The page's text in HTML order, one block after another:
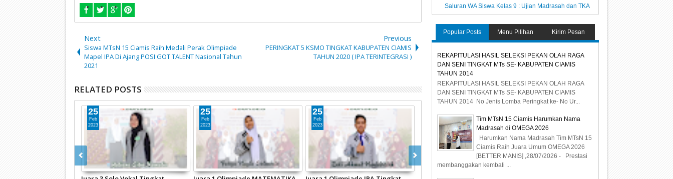
Next
Siswa MTsN 15 Ciamis Raih Medali Perak Olimpiade
Mapel IPA Di Ajang POSI GOT TALENT Nasional Tahun
2021
Previous
PERINGKAT 5 KSMO TINGKAT KABUPATEN CIAMIS
TAHUN 2020 ( IPA TERINTEGRASI )
RELATED POSTS
25
Feb
2023
25
Feb
2023
25
Feb
2023
Saluran WA Siswa Kelas 9 : Ujian Madrasah dan TKA
Popular Posts Menu Pilihan Kirim Pesan
REKAPITULASI HASIL SELEKSI PEKAN OLAH RAGA
DAN SENI TINGKAT MTs SE- KABUPATEN CIAMIS
TAHUN 2014
REKAPITULASI HASIL SELEKSI PEKAN OLAH RAGA
DAN SENI TINGKAT MTs SE- KABUPATEN CIAMIS
TAHUN 2014 No Jenis Lomba Peringkat ke- No Ur...
Tim MTsN 15 Ciamis Harumkan Nama
Madrasah di OMEGA 2026
Harumkan Nama Madrasah Tim MTsN 15
Ciamis Raih Juara Umum OMEGA 2026
[BETTER MANIS] ,28/07/2026 - Prestasi
membanggakan kembali ...